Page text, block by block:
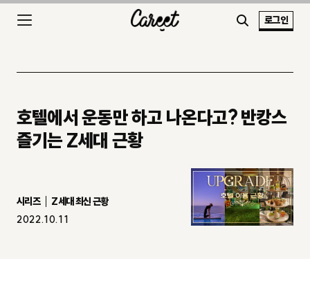
로그인
호텔에서 운동만 하고 나온다고? 반캉스
즐기는 Z세대 근황
시리즈
Z세대 최신 근황
2022.10.11